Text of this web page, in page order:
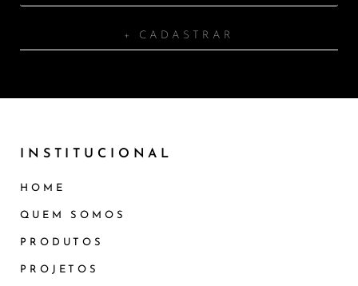
+ CADASTRAR
INSTITUCIONAL
HOME
QUEM SOMOS
PRODUTOS
PROJETOS